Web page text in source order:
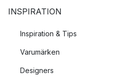
INSPIRATION
Inspiration & Tips
Varumärken
Designers